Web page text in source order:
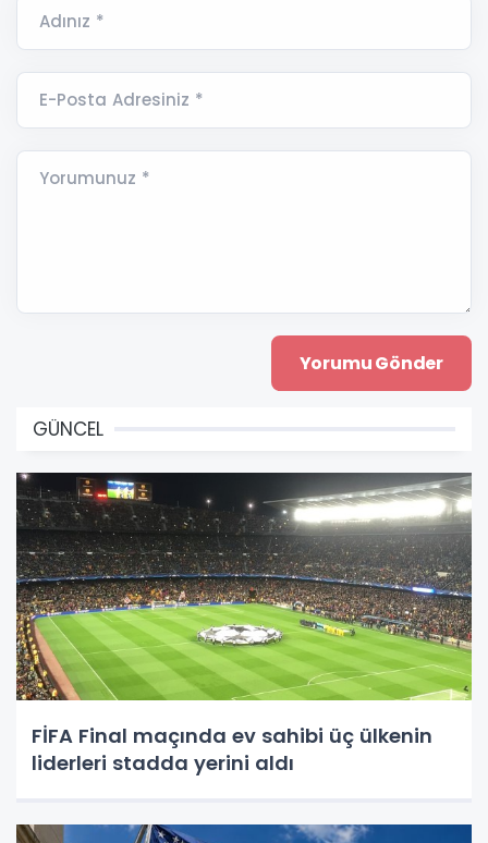
Adınız *
E-Posta Adresiniz *
Yorumunuz *
GÜNCEL
FİFA Final maçında ev sahibi üç ülkenin
liderleri stadda yerini aldı